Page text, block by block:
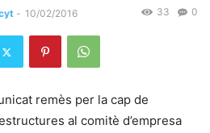
- 10/02/2016 0
33
remès per la cap de
al comitè d’empresa